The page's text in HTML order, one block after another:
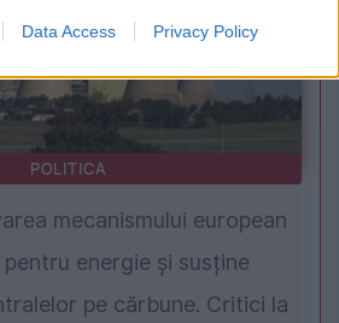
Data Access Privacy Policy
POLITICA
mecanismului european
energie și susține
pe cărbune. Critici la